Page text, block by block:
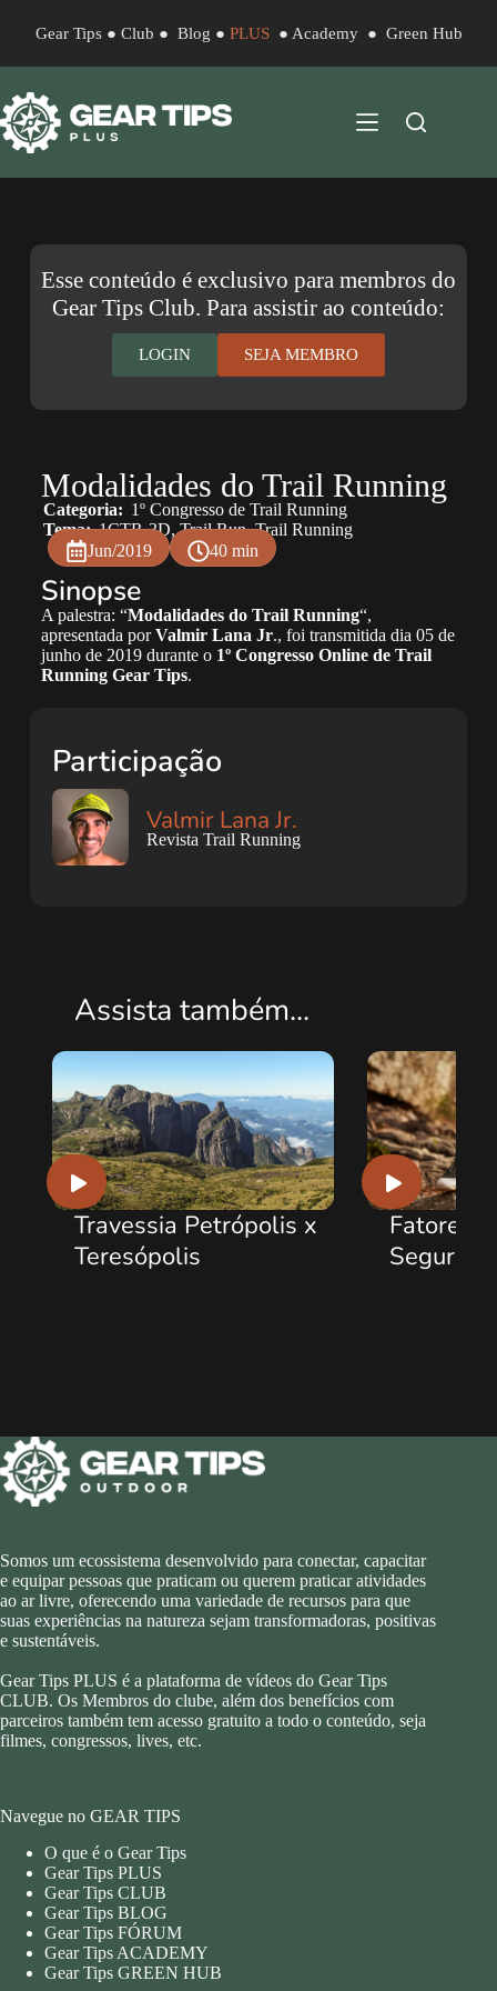
Gear Tips● Club ● Blog ● PLUS● Academy● Green Hub
Esse conteúdo é exclusivo para membros do
Gear Tips Club. Para assistir ao conteúdo:
LOGIN SEJA MEMBRO
Modalidades do Trail Running
Categoria: 1º Congresso de Trail Running
Tema: 1CTR-3D,Trail Run,Trail Running
Jun/2019
40 min
Sinopse
A palestra: “Modalidades do Trail Running“,
apresentada porValmir Lana Jr., foi transmitida dia 05 de
junho de 2019 durante o 1º Congresso Online de Trail
Running Gear Tips.
Participação
Valmir Lana Jr.
Revista Trail Running
Assista também...
Travessia Petrópolis x
Teresópolis
Fatores
Somos um ecossistema desenvolvido para conectar, capacitar
e equipar pessoas que praticam ou querem praticar atividades
ao ar livre, oferecendo uma variedade de recursos para que
suas experiências na natureza sejam transformadoras, positivas
e sustentáveis.
Gear Tips PLUS é a plataforma de vídeos do Gear Tips
CLUB. Os Membros do clube, além dos benefícios com
parceiros também tem acesso gratuito a todo o conteúdo, seja
filmes, congressos, lives, etc.
Navegue no GEAR TIPS
O que é o Gear Tips
Gear Tips PLUS
Gear Tips CLUB
Gear Tips BLOG
Gear Tips FÓRUM
Gear Tips ACADEMY
Gear Tips GREEN HUB